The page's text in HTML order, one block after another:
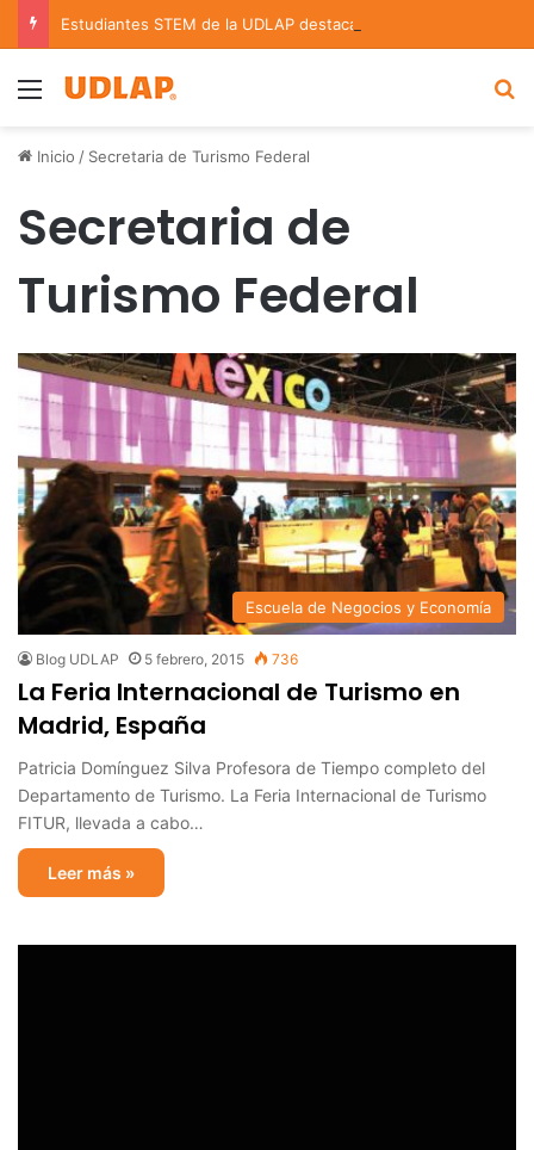
Menu
Inicio / Secretaria de Turismo Federal
Secretaria de
Turismo Federal
Escuela de Negocios y Economía
Blog UDLAP 5 febrero, 2015 736
La Feria Internacional de Turismo en
Madrid, España
Patricia Domínguez Silva Profesora de Tiempo completo del
Departamento de Turismo. La Feria Internacional de Turismo
FITUR, llevada a cabo…
Leer más »